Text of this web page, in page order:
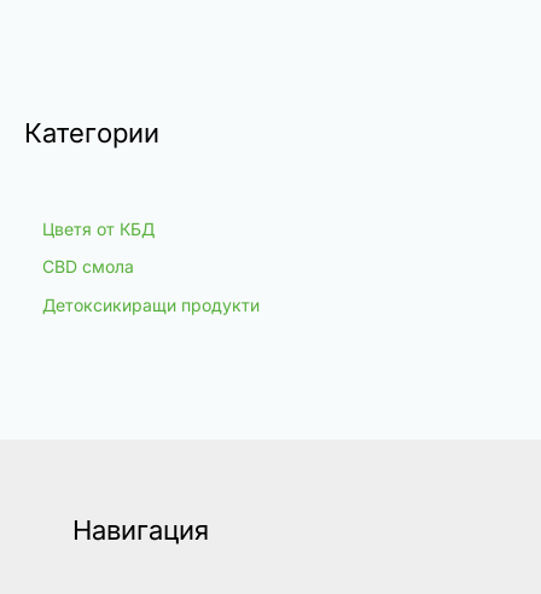
Категории
Цветя от КБД
CBD смола
Детоксикиращи продукти
Навигация